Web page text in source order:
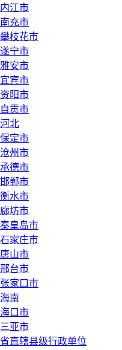
内江市
南充市
攀枝花市
遂宁市
雅安市
宜宾市
资阳市
自贡市
河北
保定市
沧州市
承德市
邯郸市
衡水市
廊坊市
秦皇岛市
石家庄市
唐山市
邢台市
张家口市
海南
海口市
三亚市
省直辖县级行政单位